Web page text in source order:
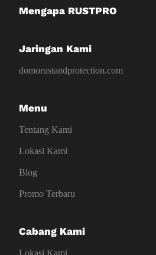
Mengapa RUSTPRO
Jaringan Kami
domorustandprotection.com
Menu
Tentang Kami
Lokasi Kami
Blog
Promo Terbaru
Cabang Kami
Lokasi Kami